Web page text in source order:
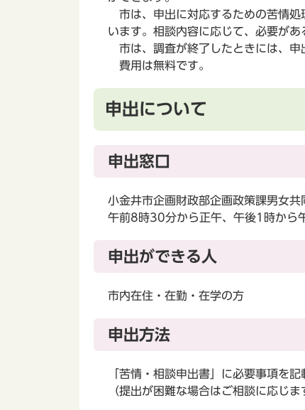
市は、申出に対応するための苦情処
います。相談内容に応じて、必要が
市は、調査が終了したときには、申
費用は無料です。
申出について
申出窓口
小金井市企画財政部企画政策課男女共
午前8時30分から正午、午後1時から
申出ができる人
市内在住・在勤・在学の方
申出方法
「苦情・相談申出書」に必要事項を
（提出が困難な場合はご相談に応じま